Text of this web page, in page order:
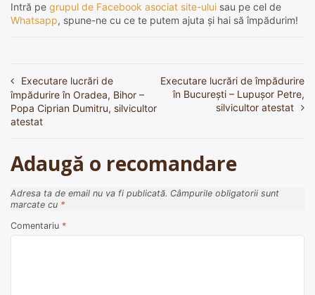
Intră pe grupul de Facebook asociat site-ului sau pe cel de
Whatsapp, spune-ne cu ce te putem ajuta și hai să împădurim!
Navigare
în
articole
Executare lucrări de
împădurire în Oradea, Bihor –
Popa Ciprian Dumitru, silvicultor
atestat
Executare lucrări de împădurire
în București – Lupușor Petre,
silvicultor atestat
Adaugă o recomandare
Adresa ta de email nu va fi publicată. Câmpurile obligatorii sunt
marcate cu *
Comentariu *